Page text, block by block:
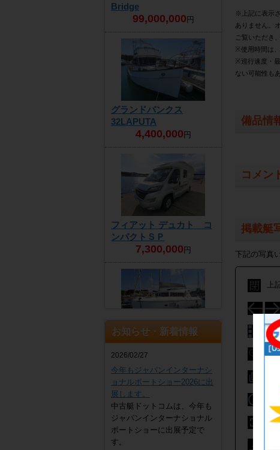
Bridge
99,000,000円
グランドバンクス
32LAPUTA
4,400,000 円
フィアット デュカト コ
ンパクトＳＰ
7,300,000 円
商談中
ヤンマー DE30EZ
お知らせ・新着情報
2026/02/27
今年もジャパンインターナシ
ョナルボートショー2026に出
展します。
中古艇ドットコムは、今年も
ジャパンインターナショナル
ボートショーに出展予定で
す。
※上記に表示
ありません。
ご覧いただき
※使用時間は
※巡行速度・
ない可能性も
備品情
コメン
掲載艇
下記の写真
上
下
ギ